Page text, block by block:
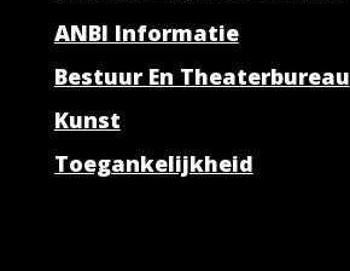
ANBI Informatie
Bestuur En Theaterbureau
Kunst
Toegankelijkheid